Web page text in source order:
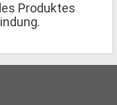
Produktes